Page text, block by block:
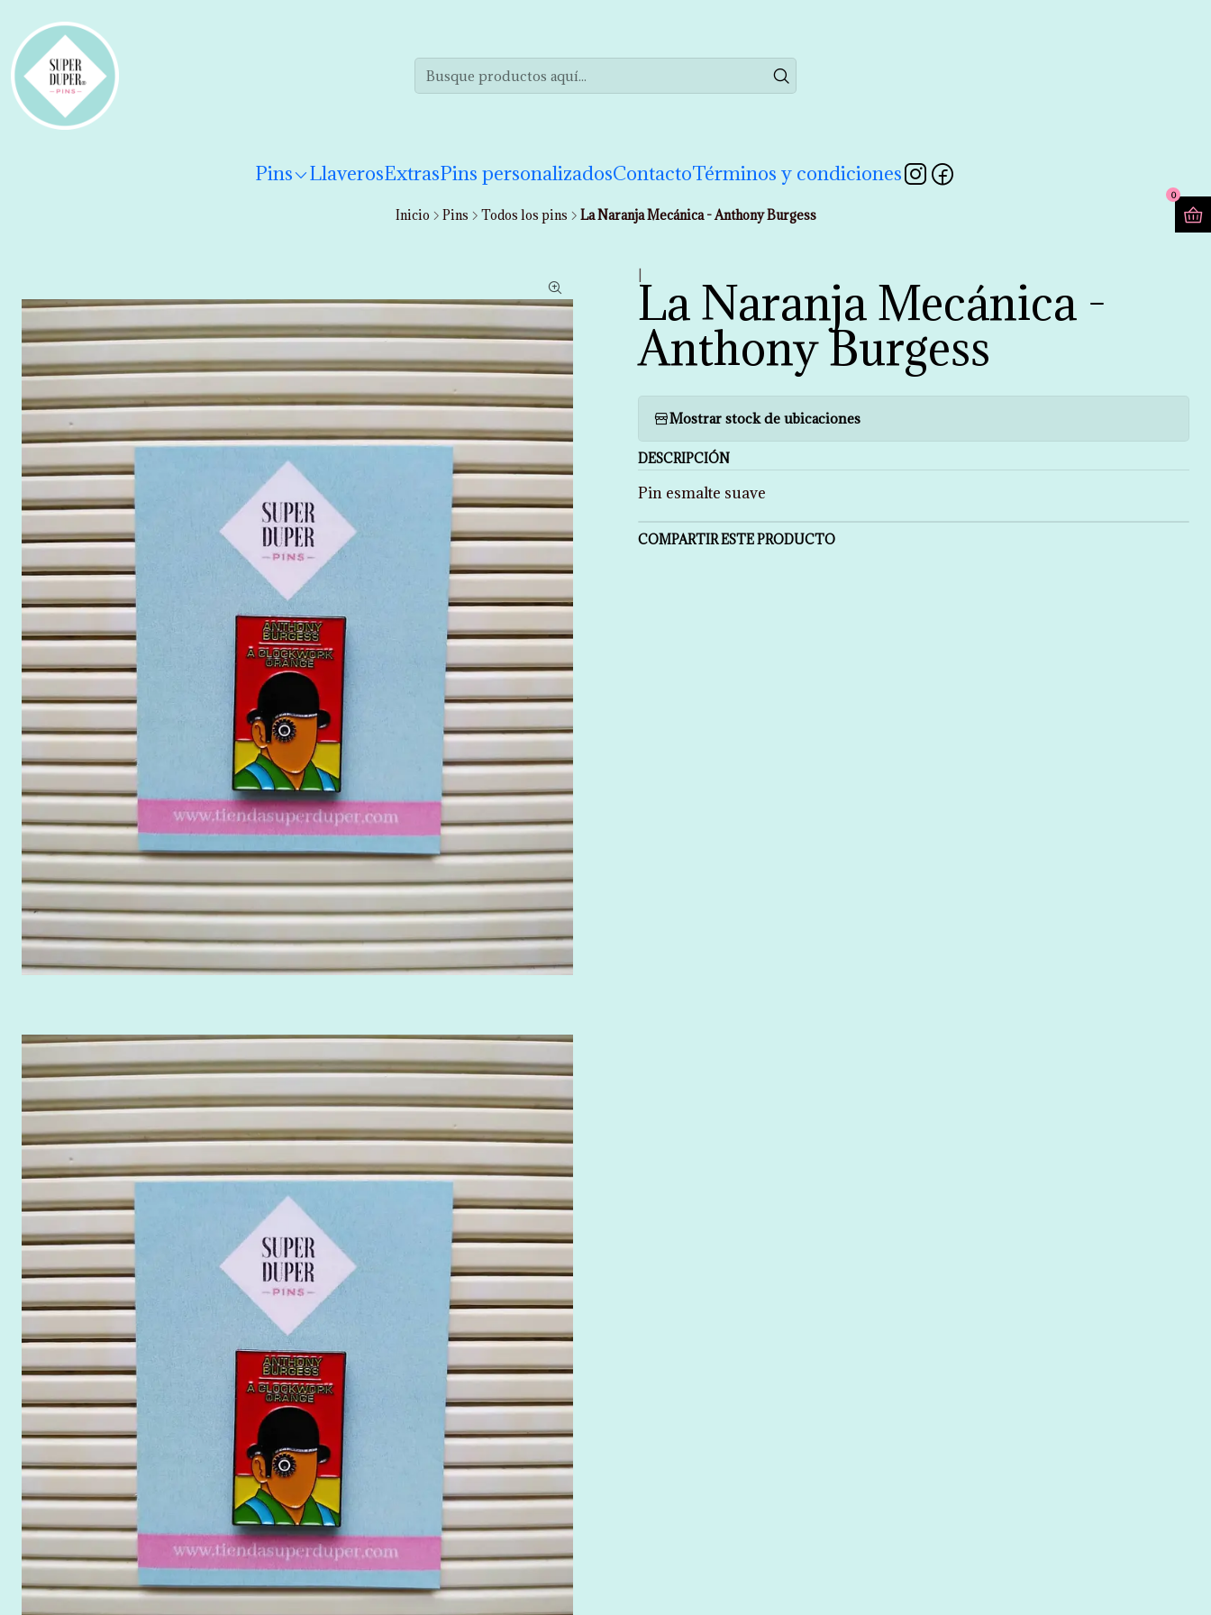
Pins LlaverosExtrasPins personalizadosContactoTérminos y condiciones
0
Inicio Pins Todos los pins La Naranja Mecánica - Anthony Burgess
La Naranja Mecánica -
Anthony Burgess
Mostrar stock de ubicaciones
DESCRIPCIÓN
Pin esmalte suave
COMPARTIR ESTE PRODUCTO